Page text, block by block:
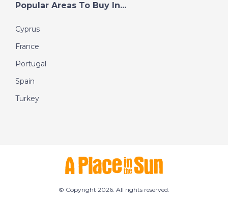
Popular Areas To Buy In...
Cyprus
France
Portugal
Spain
Turkey
© Copyright 2026. All rights reserved.